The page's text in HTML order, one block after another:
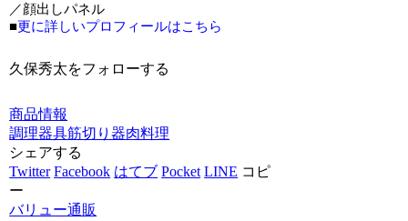
／顔出しパネル
■更に詳しいプロフィールはこちら
久保秀太をフォローする
商品情報
調理器具筋切り器肉料理
シェアする
Twitter Facebook はてブ Pocket LINE コピ
ー
バリュー通販